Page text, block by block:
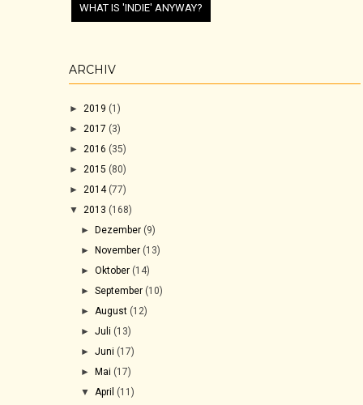
WHAT IS 'INDIE' ANYWAY?
ARCHIV
► 2019 (1)
► 2017 (3)
► 2016 (35)
► 2015 (80)
► 2014 (77)
▼ 2013 (168)
►Dezember (9)
►November (13)
►Oktober (14)
►September (10)
► August (12)
►Juli (13)
►Juni (17)
►Mai (17)
▼ April (11)